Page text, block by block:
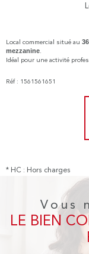
Local commercial situé au
mezzanine
Idéal pour une activité
Réf : 1561561651
* HC : Hors charges
LE BIEN